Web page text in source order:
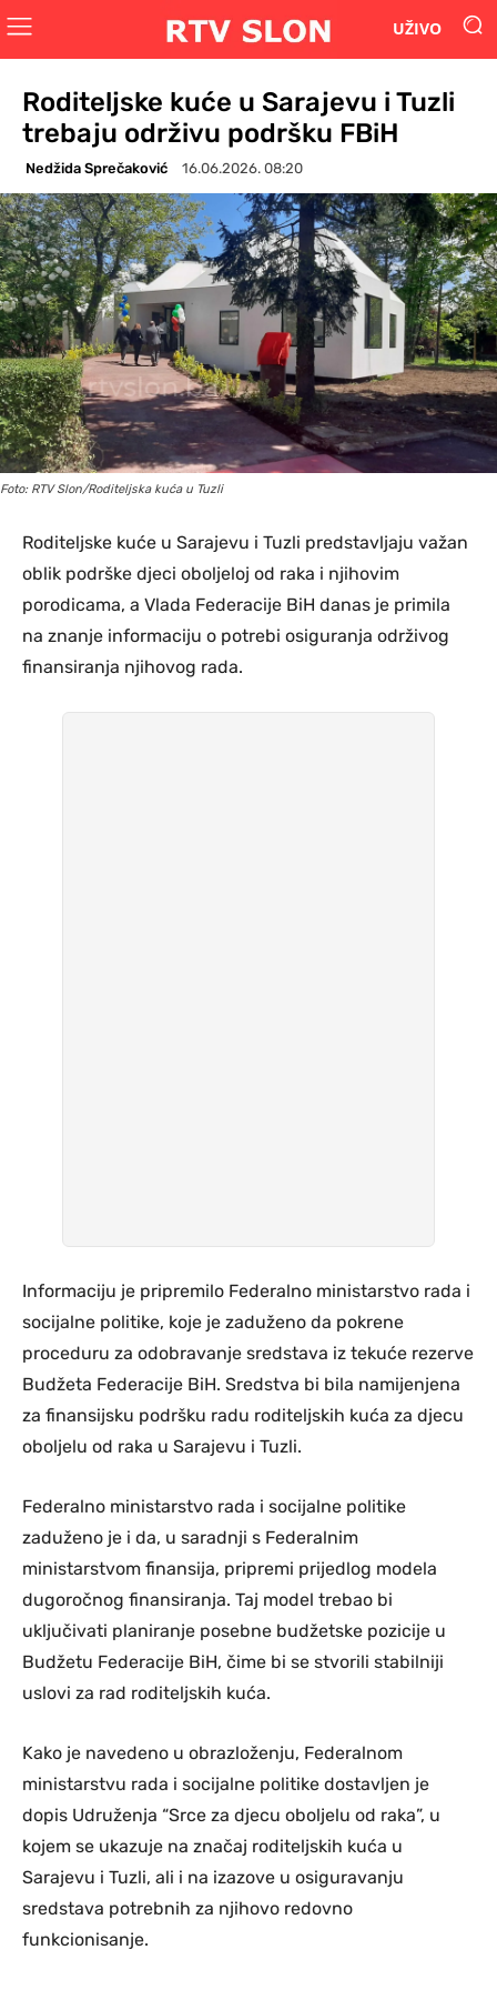
UŽIVO
Roditeljske kuće u Sarajevu i Tuzli
trebaju održivu podršku FBiH
Nedžida Sprečaković 16.06.2026. 08:20
Foto: RTV Slon/Roditeljska kuća u Tuzli
Roditeljske kuće u Sarajevu i Tuzli predstavljaju važan
oblik podrške djeci oboljeloj od raka i njihovim
porodicama, a Vlada Federacije BiH danas je primila
na znanje informaciju o potrebi osiguranja održivog
finansiranja njihovog rada.
Informaciju je pripremilo Federalno ministarstvo rada i
socijalne politike, koje je zaduženo da pokrene
proceduru za odobravanje sredstava iz tekuće rezerve
Budžeta Federacije BiH. Sredstva bi bila namijenjena
za finansijsku podršku radu roditeljskih kuća za djecu
oboljelu od raka u Sarajevu i Tuzli.
Federalno ministarstvo rada i socijalne politike
zaduženo je i da, u saradnji s Federalnim
ministarstvom finansija, pripremi prijedlog modela
dugoročnog finansiranja. Taj model trebao bi
uključivati planiranje posebne budžetske pozicije u
Budžetu Federacije BiH, čime bi se stvorili stabilniji
uslovi za rad roditeljskih kuća.
Kako je navedeno u obrazloženju, Federalnom
ministarstvu rada i socijalne politike dostavljen je
dopis Udruženja “Srce za djecu oboljelu od raka”, u
kojem se ukazuje na značaj roditeljskih kuća u
Sarajevu i Tuzli, ali i na izazove u osiguravanju
sredstava potrebnih za njihovo redovno
funkcionisanje.